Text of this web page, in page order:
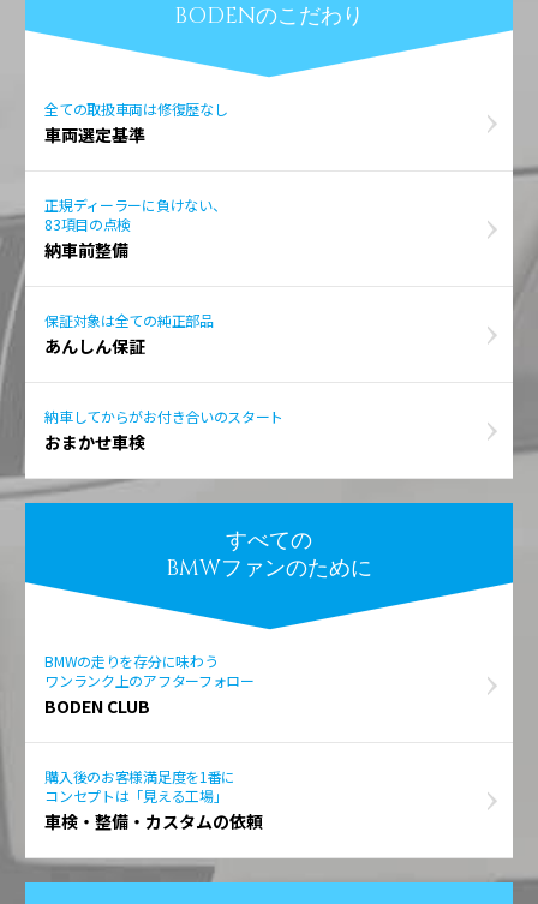
BODENのこだわり
全ての取扱車両は修復歴なし
車両選定基準
正規ディーラーに負けない、
83項目の点検
納車前整備
保証対象は全ての純正部品
あんしん保証
納車してからがお付き合いのスタート
おまかせ車検
すべての
BMWファンのために
BMWの走りを存分に味わう
ワンランク上のアフターフォロー
BODEN CLUB
購入後のお客様満足度を1番に
コンセプトは「見える工場」
車検・整備・カスタムの依頼